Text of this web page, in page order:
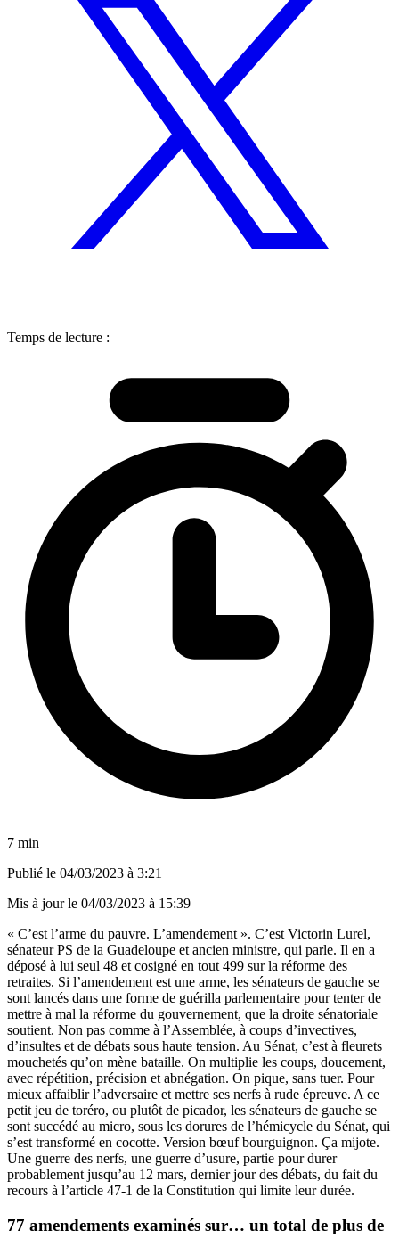
Temps de lecture :
7 min
Publié le 04/03/2023 à 3:21
Mis à jour le 04/03/2023 à 15:39
« C’est l’arme du pauvre. L’amendement ». C’est Victorin Lurel,
sénateur PS de la Guadeloupe et ancien ministre, qui parle. Il en a
déposé à lui seul 48 et cosigné en tout 499 sur la réforme des
retraites. Si l’amendement est une arme, les sénateurs de gauche se
sont lancés dans une forme de guérilla parlementaire pour tenter de
mettre à mal la réforme du gouvernement, que la droite sénatoriale
soutient. Non pas comme à l’Assemblée, à coups d’invectives,
d’insultes et de débats sous haute tension. Au Sénat, c’est à fleurets
mouchetés qu’on mène bataille. On multiplie les coups, doucement,
avec répétition, précision et abnégation. On pique, sans tuer. Pour
mieux affaiblir l’adversaire et mettre ses nerfs à rude épreuve. A ce
petit jeu de toréro, ou plutôt de picador, les sénateurs de gauche se
sont succédé au micro, sous les dorures de l’hémicycle du Sénat, qui
s’est transformé en cocotte. Version bœuf bourguignon. Ça mijote.
Une guerre des nerfs, une guerre d’usure, partie pour durer
probablement jusqu’au 12 mars, dernier jour des débats, du fait du
recours à l’article 47-1 de la Constitution qui limite leur durée.
77 amendements examinés sur… un total de plus de